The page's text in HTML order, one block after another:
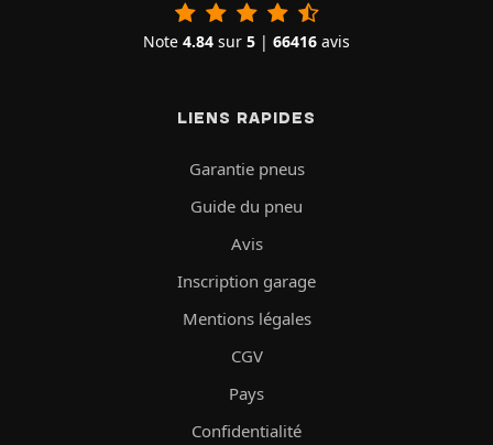
Note 4.84 sur 5 | 66416 avis
LIENS RAPIDES
Garantie pneus
Guide du pneu
Avis
Inscription garage
Mentions légales
CGV
Pays
Confidentialité